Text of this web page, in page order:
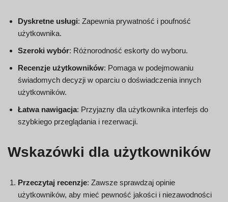
Dyskretne usługi: Zapewnia prywatność i poufność
użytkownika.
Szeroki wybór: Różnorodność eskorty do wyboru.
Recenzje użytkowników: Pomaga w podejmowaniu
świadomych decyzji w oparciu o doświadczenia innych
użytkowników.
Łatwa nawigacja: Przyjazny dla użytkownika interfejs do
szybkiego przeglądania i rezerwacji.
Wskazówki dla użytkowników
Przeczytaj recenzje: Zawsze sprawdzaj opinie
użytkowników, aby mieć pewność jakości i niezawodności